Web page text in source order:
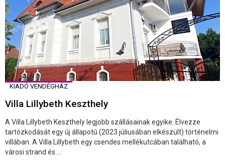
KIADÓ VENDÉGHÁZ
Villa Lillybeth Keszthely
A Villa Lillybeth Keszthely legjobb szállásainak egyike. Élvezze
tartózkodását egy új állapotú (2023 júliusában elkészült) történelmi
villában. A Villa Lillybeth egy csendes mellékutcában található, a
városi strand és ...